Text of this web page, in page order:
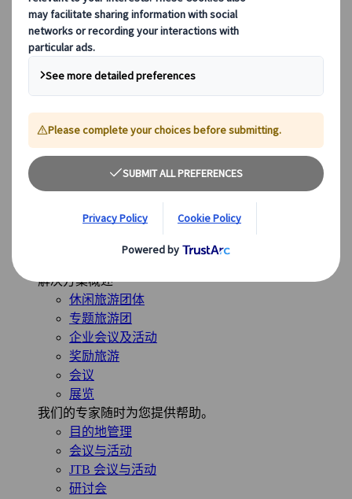
意大利
西班牙
英国
我们的解决方案
探索我们多样化的解决方案，并认识我们的专业业务单
解决方案概述
休闲旅游团体
专题旅游团
企业会议及活动
奖励旅游
会议
展览
我们的专家随时为您提供帮助。
目的地管理
会议与活动
JTB 会议与活动
研讨会